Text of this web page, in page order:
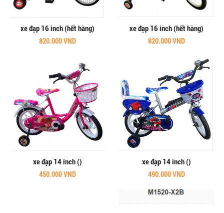
xe đạp 16 inch (hết hàng)
820.000 VND
xe đạp 16 inch (hết hàng)
820.000 VND
xe đạp 14 inch ()
450.000 VND
xe đạp 14 inch ()
490.000 VND